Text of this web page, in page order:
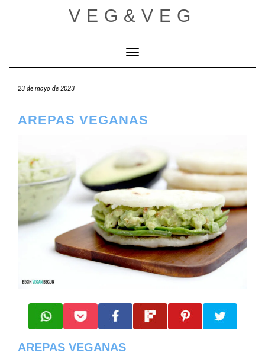
VEG&VEG
Cambiar modo de navegación
23 de mayo de 2023
AREPAS VEGANAS
AREPAS VEGANAS